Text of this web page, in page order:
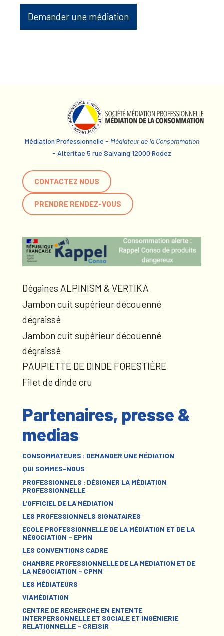
Demander une médiation
Médiation Professionnelle - Médiateur de la Consommation
- Alteritae 5 rue Salvaing 12000 Rodez
CONTACTEZ NOUS
PRENDRE RENDEZ-VOUS
Dégaines ALPINISM & VERTIKA
Jambon cuit supérieur découenné
dégraissé
Jambon cuit supérieur découenné
dégraissé
PAUPIETTE DE DINDE FORESTIÈRE
Filet de dinde cru
Partenaires, presse &
medias
CONSOMMATEURS : DEMANDER UNE MÉDIATION
QUI SOMMES-NOUS
PROFESSIONNELS : DÉSIGNER LA MÉDIATION
PROFESSIONNELLE
L’OFFICIEL DE LA MÉDIATION
LES PROFESSIONNELS SIGNATAIRES
ECOLE PROFESSIONNELLE DE LA MÉDIATION ET DE LA
NÉGOCIATION – EPMN
LES CONVENTIONS CADRE
CHAMBRE PROFESSIONNELLE DE LA MÉDIATION ET DE
LA NÉGOCIATION – CPMN
LES MÉDIATEURS
VIAMÉDIATION
CENTRE DE RECHERCHE EN ENTENTE
INTERPERSONNELLE ET SOCIALE ET INGÉNIERIE
RELATIONNELLE – CREISIR